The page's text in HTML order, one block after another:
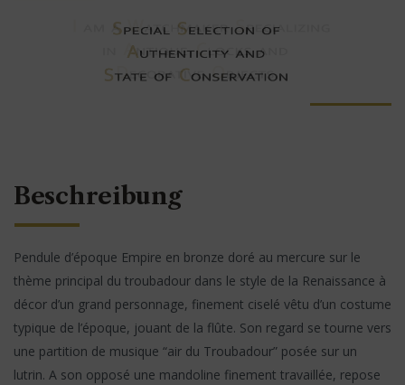
Beschreibung
Pendule d’époque Empire en bronze doré au mercure sur le
thème principal du troubadour dans le style de la Renaissance à
décor d’un grand personnage, finement ciselé vêtu d’un costume
typique de l’époque, jouant de la flûte. Son regard se tourne vers
une partition de musique “air du Troubadour” posée sur un
lutrin. A son opposé une mandoline finement travaillée, repose